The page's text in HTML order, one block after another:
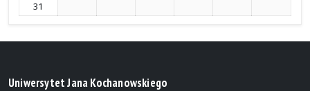
31
Uniwersytet Jana Kochanowskiego